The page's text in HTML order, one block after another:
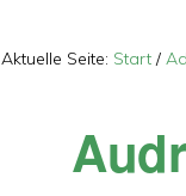
Aktuelle Seite: Start /